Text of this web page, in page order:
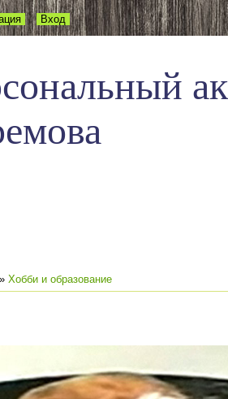
Вход
» Хобби и образование